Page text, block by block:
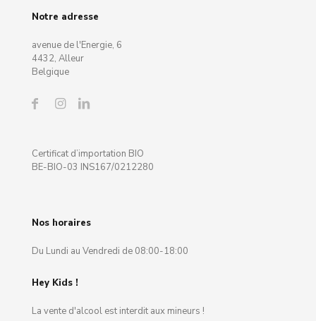
Notre adresse
avenue de l'Energie, 6
4432, Alleur
Belgique
Certificat d’importation BIO
BE-BIO-03 INS167/0212280
Nos horaires
Du Lundi au Vendredi de 08:00-18:00
Hey Kids !
La vente d'alcool est interdit aux mineurs !